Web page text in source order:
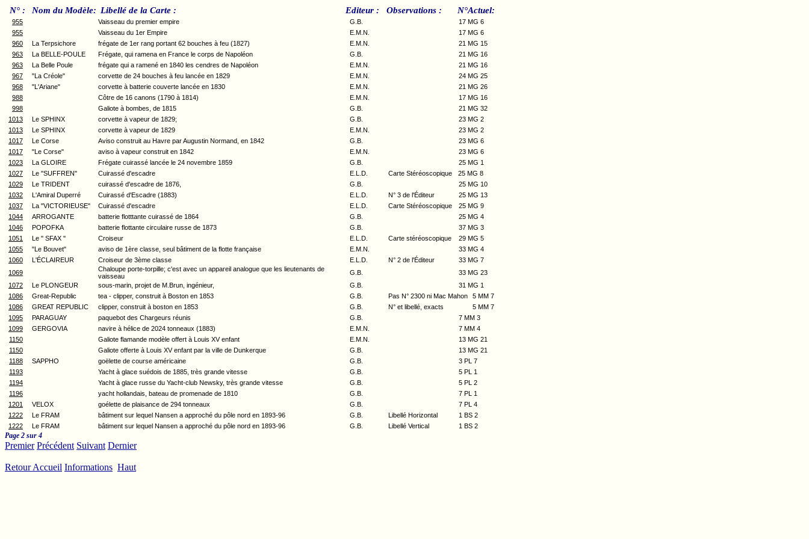
N° : Nom du Modèle: Libellé de la Carte : Editeur : Observations : N°Actuel:
955 Vaisseau du premier empire G.B.
17 MG 6
955
Vaisseau du 1er Empire E.M.N.
17 MG 6
960
La Terpsichore frégate de 1er rang portant 62 bouches à feu (1827) E.M.N.
21 MG 15
963
La BELLE-POULE Frégate, qui ramena en France le corps de Napoléon G.B.
21 MG 16
963
La Belle Poule frégate qui a ramené en 1840 les cendres de Napoléon E.M.N.
21 MG 16
967
"La Créole" corvette de 24 bouches à feu lancée en 1829 E.M.N.
24 MG 25
968
"L'Ariane" corvette à batterie couverte lancée en 1830 E.M.N.
21 MG 26
988
Côtre de 16 canons (1790 à 1814) E.M.N.
17 MG 16
998
Galiote à bombes, de 1815 G.B.
21 MG 32
1013
Le SPHINX corvette à vapeur de 1829; G.B.
23 MG 2
1013
Le SPHINX corvette à vapeur de 1829 E.M.N.
23 MG 2
1017
Le Corse Aviso construit au Havre par Augustin Normand, en 1842 G.B.
23 MG 6
1017
"Le Corse" aviso à vapeur construit en 1842 E.M.N.
23 MG 6
1023
La GLOIRE Frégate cuirassé lancée le 24 novembre 1859 G.B.
25 MG 1
1027
Le ''SUFFREN'' Cuirassé d'escadre E.L.D. Carte Stéréoscopique
25 MG 8
1029
Le TRIDENT cuirassé d'escadre de 1876, G.B.
25 MG 10
1032
L'Amiral Duperré Cuirassé d'Escadre (1883) E.L.D. N° 3 de l'Éditeur
25 MG 13
1037
La "VICTORIEUSE" Cuirassé d'escadre E.L.D. Carte Stéréoscopique
25 MG 9
1044
ARROGANTE batterie flotttante cuirassé de 1864 G.B.
25 MG 4
1046
POPOFKA batterie flottante circulaire russe de 1873 G.B.
37 MG 3
1051
Le '' SFAX '' Croiseur E.L.D. Carte stéréoscopique
29 MG 5
1055
"Le Bouvet" aviso de 1ère classe, seul bâtiment de la flotte française E.M.N.
33 MG 4
1060
L'ÉCLAIREUR Croiseur de 3ème classe E.L.D. N° 2 de l'Éditeur
33 MG 7
1069
Chaloupe porte-torpille; c'est avec un appareil analogue que les lieutenants de
vaisseau
G.B.
33 MG 23
1072
Le PLONGEUR sous-marin, projet de M.Brun, ingénieur, G.B.
31 MG 1
1086
Great-Republic tea - clipper, construit à Boston en 1853 G.B. Pas N° 2300 ni Mac Mahon
5 MM 7
1086
GREAT REPUBLIC clipper, construit à boston en 1853 G.B. N° et libellé, exacts
5 MM 7
1095
PARAGUAY paquebot des Chargeurs réunis G.B.
7 MM 3
1099
GERGOVIA navire à hélice de 2024 tonneaux (1883) E.M.N.
7 MM 4
1150
Galiote flamande modèle offert à Louis XV enfant E.M.N.
13 MG 21
1150
Galiote offerte à Louis XV enfant par la ville de Dunkerque G.B.
13 MG 21
1188
SAPPHO goëlette de course américaine G.B.
3 PL 7
1193
Yacht à glace suédois de 1885, très grande vitesse G.B.
5 PL 1
1194
Yacht à glace russe du Yacht-club Newsky, très grande vitesse G.B.
5 PL 2
1196
yacht hollandais, bateau de promenade de 1810 G.B.
7 PL 1
1201
VELOX goélette de plaisance de 294 tonneaux G.B.
7 PL 4
1222
Le FRAM bâtiment sur lequel Nansen a approché du pôle nord en 1893-96 G.B. Libellé Horizontal
1 BS 2
1222
Le FRAM bâtiment sur lequel Nansen a approché du pôle nord en 1893-96 G.B. Libellé Vertical 1 BS 2
Page 2 sur 4
Premier Précédent Suivant Dernier
Retour Accueil Informations Haut